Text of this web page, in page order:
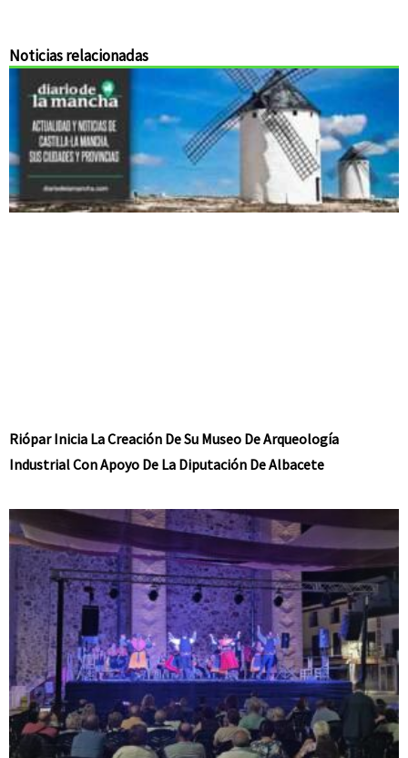
Noticias relacionadas
Riópar Inicia La Creación De Su Museo De Arqueología
Industrial Con Apoyo De La Diputación De Albacete